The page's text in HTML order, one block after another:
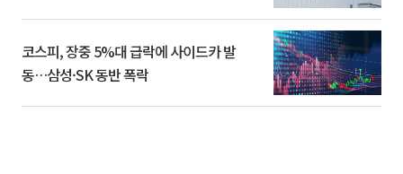
코스피, 장중 5%대 급락에 사이드카 발
동…삼성·SK 동반 폭락